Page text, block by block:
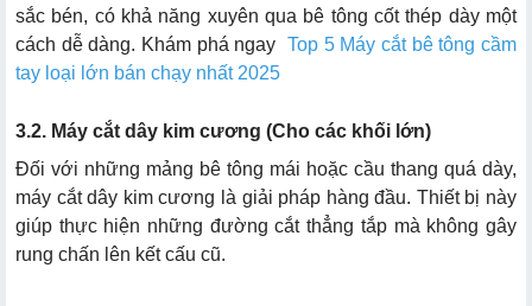
sắc bén, có khả năng xuyên qua bê tông cốt thép dày một
cách dễ dàng. Khám phá ngay Top 5 Máy cắt bê tông cầm
tay loại lớn bán chạy nhất 2025
3.2. Máy cắt dây kim cương (Cho các khối lớn)
Đối với những mảng bê tông mái hoặc cầu thang quá dày,
máy cắt dây kim cương là giải pháp hàng đầu. Thiết bị này
giúp thực hiện những đường cắt thẳng tắp mà không gây
rung chấn lên kết cấu cũ.